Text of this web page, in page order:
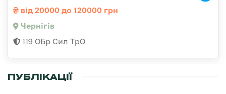
від 20000 до 120000 грн
Чернігів
119 ОБр Сил ТрО
ПУБЛІКАЦІЇ